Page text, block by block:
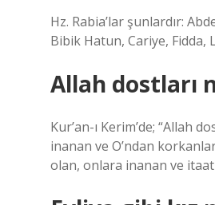
Hz. Rabia’lar şunlardır:
Bibik Hatun, Cariye, Fidda,
Allah dostları
Kur’an-ı Kerim’de; “Allah
inanan ve O’ndan
olan, onlara inanan ve